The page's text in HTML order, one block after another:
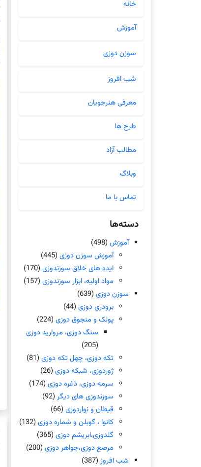
خانه
آموزش
سوزن دوزی
شب افروز
معرفی هنرجویان
طرح ها
مطالب آزاد
وبلاگ
تماس با ما
دسته‌ها
آموزش (498)
آموزش سوزن دوزی (445)
ایده های خلاق سوزندوزی (170)
مواد اولیه، ابزار سوزندوزی (157)
سوزن دوزی (639)
برودری دوزی (44)
پولک و منجوق دوزی (224)
سنگ دوزی، مروارید دوزی
(205)
تکه دوزی، چهل تکه دوزی (81)
ژوردوزی، شبکه دوزی (26)
سرمه دوزی، ذغره دوزی (174)
سوزندوزی های دیگر (92)
قیطان و نواردوزی (66)
کانوا ، گوبلن و شماره دوزی (132)
گلدوزی،ابریشم دوزی (365)
مرصع دوزی،جواهر دوزی (200)
شب افروز (387)